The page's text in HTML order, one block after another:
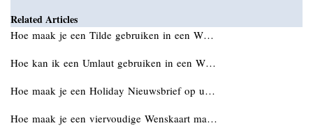
Related Articles
Hoe maak je een Tilde gebruiken in een W…
Hoe kan ik een Umlaut gebruiken in een W…
Hoe maak je een Holiday Nieuwsbrief op u…
Hoe maak je een viervoudige Wenskaart ma…